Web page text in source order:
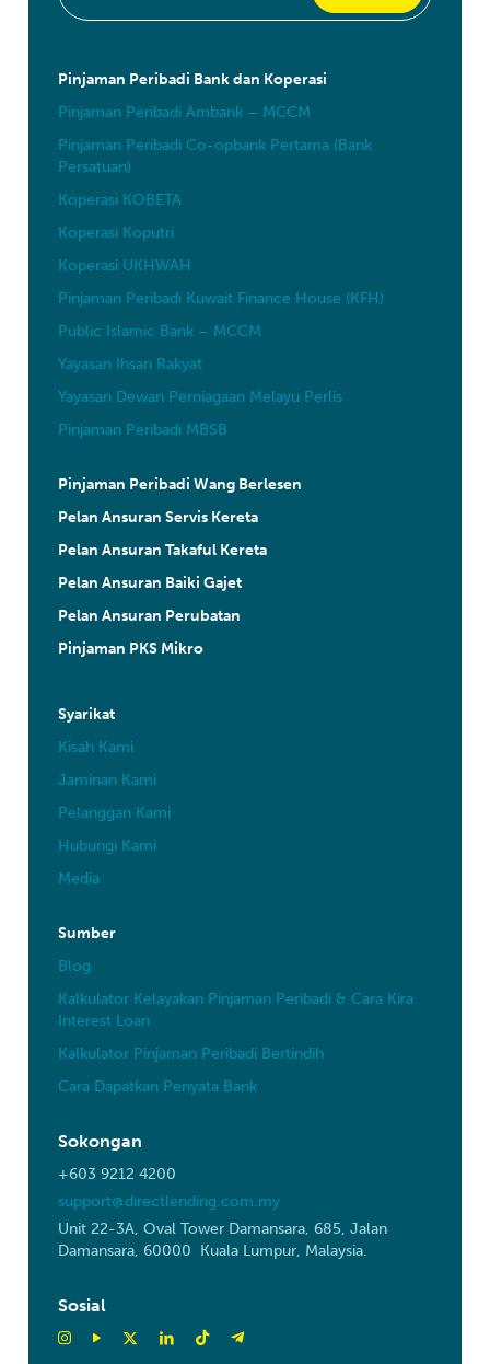
Pinjaman Peribadi Bank dan Koperasi
Pinjaman Peribadi Ambank – MCCM
Pinjaman Peribadi Co-opbank Pertama (Bank
Persatuan)
Koperasi KOBETA
Koperasi Koputri
Koperasi UKHWAH
Pinjaman Peribadi Kuwait Finance House (KFH)
Public Islamic Bank – MCCM
Yayasan Ihsan Rakyat
Yayasan Dewan Perniagaan Melayu Perlis
Pinjaman Peribadi MBSB
Syarikat
Kisah Kami
Jaminan Kami
Pelanggan Kami
Hubungi Kami
Media
Sokongan
+603 9212 4200
support@directlending.com.my
Unit 22-3A, Oval Tower Damansara, 685, Jalan
Damansara, 60000 Kuala Lumpur, Malaysia.
Pinjaman Peribadi Wang Berlesen
Pelan Ansuran Servis Kereta
Pelan Ansuran Takaful Kereta
Pelan Ansuran Baiki Gajet
Pelan Ansuran Perubatan
Pinjaman PKS Mikro
Sumber
Blog
Kalkulator Kelayakan Pinjaman Peribadi & Cara Kira
Interest Loan
Kalkulator Pinjaman Peribadi Bertindih
Cara Dapatkan Penyata Bank
Sosial